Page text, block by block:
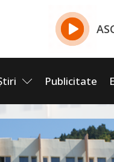
Publicitate